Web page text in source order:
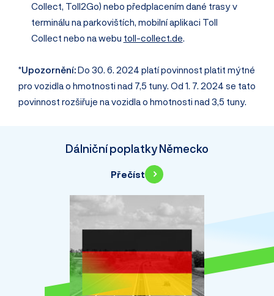
Collect, Toll2Go) nebo předplacením dané trasy v
terminálu na parkovištích, mobilní aplikaci Toll
Collect nebo na webu toll-collect.de.
*Upozornění:Do 30. 6. 2024 platí povinnost platit mýtné
pro vozidla o hmotnosti nad 7,5 tuny. Od 1. 7. 2024 se tato
povinnost rozšiřuje na vozidla o hmotnosti nad 3,5 tuny.
Dálniční poplatky Německo
Přečíst